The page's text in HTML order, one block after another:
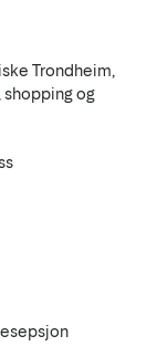
Trondheim,
shopping og